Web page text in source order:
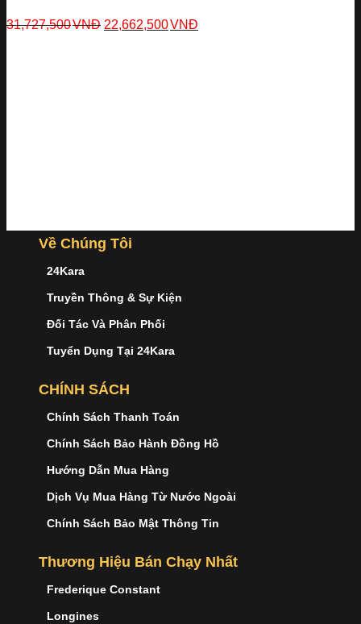
31,727,500VNĐ 22,662,500VNĐ
Về Chúng Tôi
24Kara
Truyền Thông & Sự Kiện
Đối Tác Và Phân Phối
Tuyển Dụng Tại 24Kara
CHÍNH SÁCH
Chính Sách Thanh Toán
Chính Sách Bảo Hành Đồng Hồ
Hướng Dẫn Mua Hàng
Dịch Vụ Mua Hàng Từ Nước Ngoài
Chính Sách Bảo Mật Thông Tin
Thương Hiệu Bán Chạy Nhất
Frederique Constant
Longines